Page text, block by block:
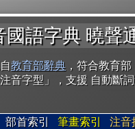
國語字典 曉聲
教育部辭典 ，符合教育
音字型」，支援 自動斷
部首索引 筆畫索引 注音